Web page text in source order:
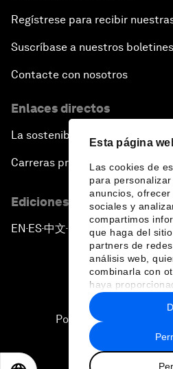
Esta página
Las cookies de
para
anuncios,
sociales y
compartimos
que haga del
partners de
análisis web,
combinarla con
haya
recopilado a
hecho de sus
Regístrese para recibir
Suscríbase a nuestros boletines
Contacte con nosotros
Enlaces directos
La sostenibilidad en el Foro
Carreras profesionales
Ediciones en otros idiomas
EN ▪ ES▪中文▪ 日本語
Política de privacidad